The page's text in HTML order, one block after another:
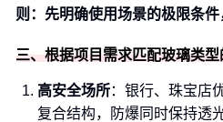
则：先明确使用场景的极限条
三、根据项目需求匹配玻璃类型
高安全场所：银行、珠宝店
复合结构，防爆同时保持透